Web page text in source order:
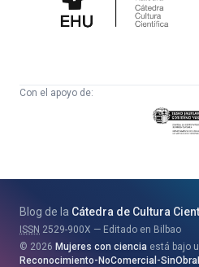
Científica
Con el apoyo de:
Eusko
eta
Saila
Blog de la Cátedra de Cultura
ISSN 2529-900X
Editado en Bilbao
2026 Mujeres con ciencia está bajo
Reconocimiento-NoComercial-